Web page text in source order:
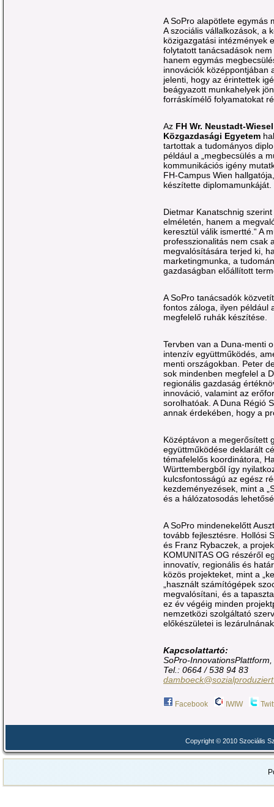
A SoPro alapötlete egymás
A szociális vállalkozások, a
közigazgatási intézmények
folytatott tanácsadások
hanem egymás
innovációk középpontjában
jelenti, hogy az érintettek
beágyazott munkahelyek
forráskímélő folyamatokat
Az FH Wr. Neustadt-
Közgazdasági Egyetem
tartottak a tudományos
például a „megbecsülés a
kommunikációs igény
FH-Campus Wien
készítette diplomamunkáját.
Dietmar Kanatschnig
elméletén, hanem a
keresztül válik ismertté.“ A
professzionalitás nem csak
megvalósítására terjed ki,
marketingmunka, a
gazdaságban előállított
A SoPro tanácsadók
fontos záloga, ilyen például
megfelelő ruhák készítése.
Tervben van a Duna-menti
intenzív együttműködés,
menti országokban. Peter
sok mindenben megfelel a
regionális gazdaság
innováció, valamint az
sorolhatóak. A Duna Régió
annak érdekében, hogy a
Középtávon a megerősített
együttműködése deklarált
témafelelős koordinátora,
Württembergből így
kulcsfontosságú az egész
kezdeményezések, mint a
és a hálózatosodás
A SoPro mindenekelőtt
tovább fejlesztésre. Hollósi
és Franz Rybaczek, a
KOMUNITAS OG részéről
innovatív, regionális és
közös projekteket, mint a
„használt számítógépek
megvalósítani, és a
ez év végéig minden
nemzetközi szolgáltató
előkészületei is
Kapcsolattartó:
SoPro-
Tel.: 0664 / 538 94 83
Facebook IWIW
Copyright © 2010 Szociális